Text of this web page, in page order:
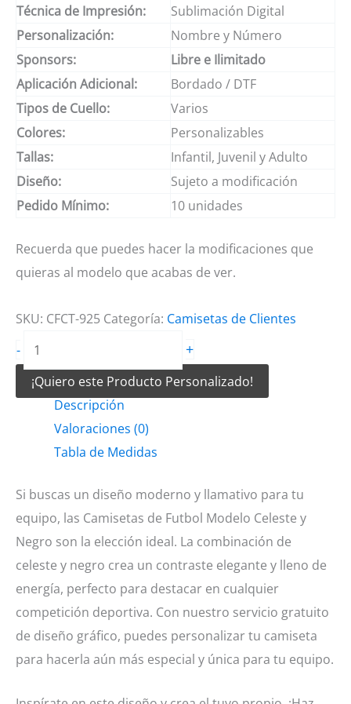
Técnica de Impresión:
Sublimación Digital
Personalización:
Nombre y Número
Sponsors:
Libre e Ilimitado
Aplicación Adicional:
Bordado / DTF
Tipos de Cuello:
Varios
Colores:
Personalizables
Tallas:
Infantil, Juvenil y Adulto
Diseño:
Sujeto a modificación
Pedido Mínimo:
10 unidades
Recuerda que puedes hacer la modificaciones que
quieras al modelo que acabas de ver.
SKU: CFCT-925 Categoría: Camisetas de Clientes
-
Camisetas
de
Futbol
Modelo
Celeste
+
¡Quiero este Producto Personalizado!
Descripción
Valoraciones (0)
Tabla de Medidas
Si buscas un diseño moderno y llamativo para tu
equipo, las Camisetas de Futbol Modelo Celeste y
Negro son la elección ideal. La combinación de
celeste y negro crea un contraste elegante y lleno de
energía, perfecto para destacar en cualquier
competición deportiva. Con nuestro servicio gratuito
de diseño gráfico, puedes personalizar tu camiseta
para hacerla aún más especial y única para tu equipo.